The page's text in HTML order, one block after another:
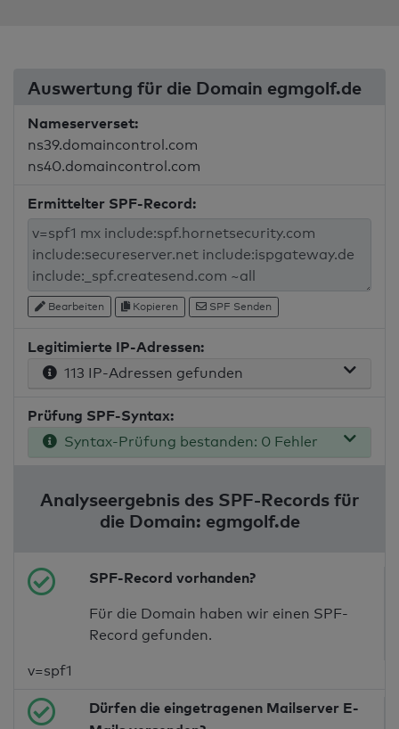
Auswertung für die Domain egmgolf.de
Nameserverset:
ns39.domaincontrol.com
ns40.domaincontrol.com
Ermittelter SPF-Record:
Bearbeiten Kopieren SPF Senden
Legitimierte IP-Adressen:
113 IP-Adressen gefunden
Prüfung SPF-Syntax:
Syntax-Prüfung bestanden: 0 Fehler
Analyseergebnis des SPF-Records für
die Domain: egmgolf.de
SPF-Record vorhanden?
Für die Domain haben wir einen SPF-
Record gefunden.
v=spf1
Dürfen die eingetragenen Mailserver E-